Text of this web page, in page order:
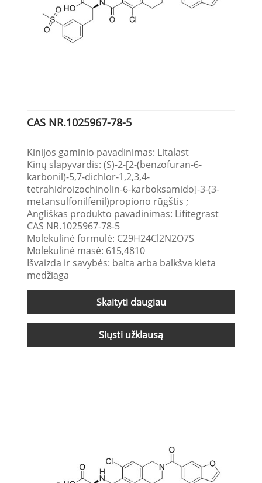
CAS NR.1025967-78-5
Kinijos gaminio pavadinimas: Litalast
Kinų slapyvardis: (S)-2-[2-(benzofuran-6-
karbonil)-5,7-dichlor-1,2,3,4-
tetrahidroizochinolin-6-karboksamido]-3-(3-
metansulfonilfenil)propiono rūgštis ;
Angliškas produkto pavadinimas: Lifitegrast
CAS NR.1025967-78-5
Molekulinė formulė: C29H24Cl2N2O7S
Molekulinė masė: 615,4810
Išvaizda ir savybės: balta arba balkšva kieta
medžiaga
Skaityti daugiau
Siųsti užklausą